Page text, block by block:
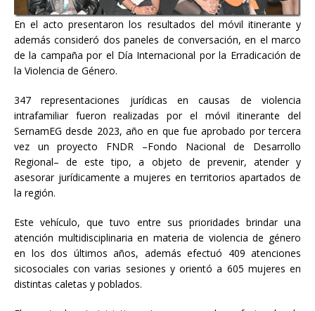
En el acto presentaron los resultados del móvil itinerante y
además consideró dos paneles de conversación, en el marco
de la campaña por el Día Internacional por la Erradicación de
la Violencia de Género.
347 representaciones jurídicas en causas de violencia
intrafamiliar fueron realizadas por el móvil itinerante del
SernamEG desde 2023, año en que fue aprobado por tercera
vez un proyecto FNDR –Fondo Nacional de Desarrollo
Regional– de este tipo, a objeto de prevenir, atender y
asesorar jurídicamente a mujeres en territorios apartados de
la región.
Este vehículo, que tuvo entre sus prioridades brindar una
atención multidisciplinaria en materia de violencia de género
en los dos últimos años, además efectuó 409 atenciones
sicosociales con varias sesiones y orientó a 605 mujeres en
distintas caletas y poblados.